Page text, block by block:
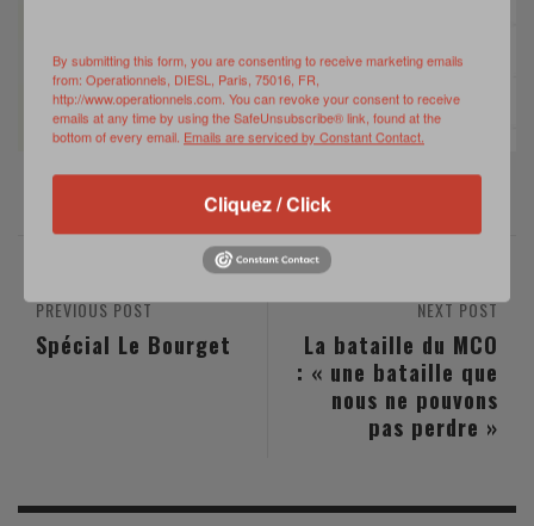
NEXT POST
La bataille du MCO
: « une bataille que
nous ne pouvons
pas perdre »
PREVIOUS POST
Spécial Le Bourget
By submitting this form, you are consenting to receive marketing emails
from: Operationnels, DIESL, Paris, 75016, FR,
http://www.operationnels.com. You can revoke your consent to receive
emails at any time by using the SafeUnsubscribe® link, found at the
bottom of every email. Emails are serviced by Constant Contact.
Cliquez / Click